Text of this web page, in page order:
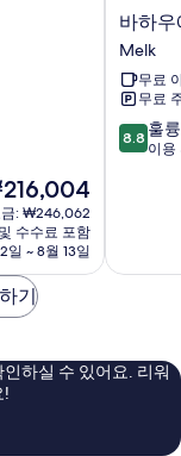
금: ₩246,062
수수료 포함
일 ~ 8월 13일
바
하
우
에
르
호
프
바하
Melk
무료
무료
10
점
훌
이
용
8.8 훌
이용
기
하실 수 있어요. 리워
!